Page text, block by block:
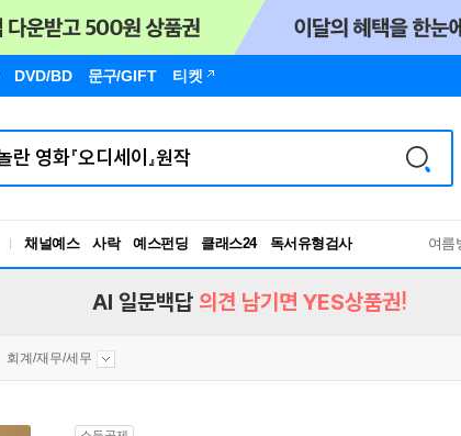
DVD/BD 문구/GIFT 티켓
채널예스 사락 예스펀딩 클래스24
독서유형검사
RBTI Lab
여름
AI 일문백답 의견 남기면 YES상품권!
회계/재무/세무